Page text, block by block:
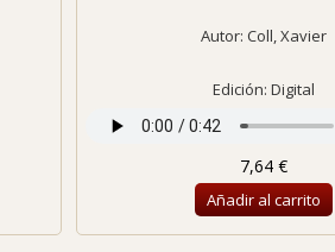
Autor: Coll, Xavier
Edición: Digital
7,64 €
Añadir al carrito